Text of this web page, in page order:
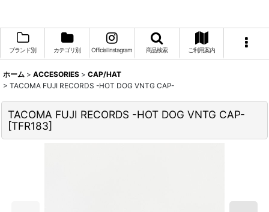
ブランド別 カテゴリ別 Official Instagram 商品検索 ご利用案内
ホーム > ACCESORIES > CAP/HAT
> TACOMA FUJI RECORDS -HOT DOG VNTG CAP-
TACOMA FUJI RECORDS -HOT DOG VNTG CAP-
[TFR183]